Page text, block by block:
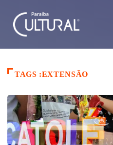
TAGS :EXTENSÃO